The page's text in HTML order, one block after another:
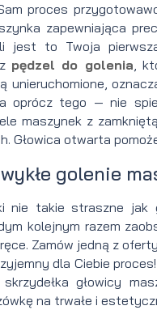
proces
zapewniająca
jest to Twoja
pędzel do golenia,
unieruchomione,
oprócz tego — nie
maszynek z
otwarta
golenie
nie takie straszne
kolejnym razem
Zamów jedną z
dla Ciebie
głowicy
na trwałe i